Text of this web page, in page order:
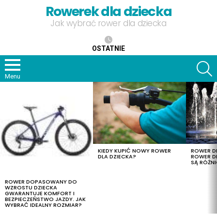
Rowerek dla dziecka
Jak wybrać rower dla dziecka
OSTATNIE
Menu
ROWER DOPASOWANY DO
WZROSTU DZIECKA
GWARANTUJE KOMFORT I
BEZPIECZEŃSTWO JAZDY. JAK
WYBRAĆ IDEALNY ROZMIAR?
KIEDY KUPIĆ NOWY ROWER
DLA DZIECKA?
ROWER
ROWER
SĄ